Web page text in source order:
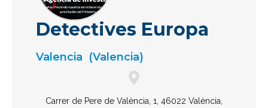
Detectives Europa
Valencia (Valencia)
Carrer de Pere de València, 1, 46022 València,